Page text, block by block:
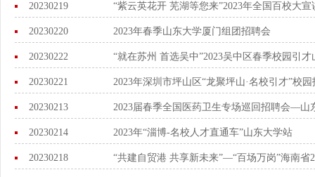
20230219 “紫云英花开 芜湖等您来”2023年全国百校大
20230220 2023年春季山东大学厦门组团招聘会
20230222 “就在苏州 首选吴中”2023吴中区春季校园引
20230221 2023年深圳市坪山区“龙聚坪山·名校引才”校
20230213 2023届春季全国医药卫生专场巡回招聘会—山
20230214 2023年“淄博-名校人才直通车”山东大学站
20230218 “共建自贸港 共享新未来”—“百场万岗”海南省